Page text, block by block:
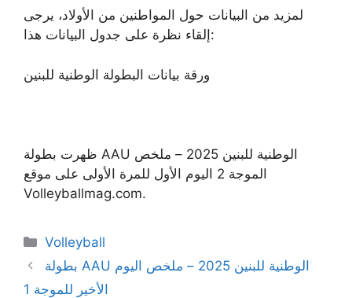
لمزيد من البيانات حول المواطنين من الأولاد، يرجى
إلقاء نظرة على جدول البيانات هذا:
ورقة بيانات البطولة الوطنية للبنين
ظهرت بطولة AAU الوطنية للبنين 2025 – ملخص
الموجة 2 اليوم الأول للمرة الأولى على موقع
Volleyballmag.com.
Categories
Volleyball
بطولة AAU الوطنية للبنين 2025 – ملخص اليوم
الأخير للموجة 1